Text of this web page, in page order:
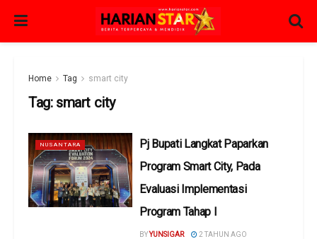
Home Tag smart city
Tag: smart city
NUSANTARA
Pj Bupati Langkat Paparkan
Program Smart City, Pada
Evaluasi Implementasi
Program Tahap I
BYYUNSIGAR 2 TAHUN AGO